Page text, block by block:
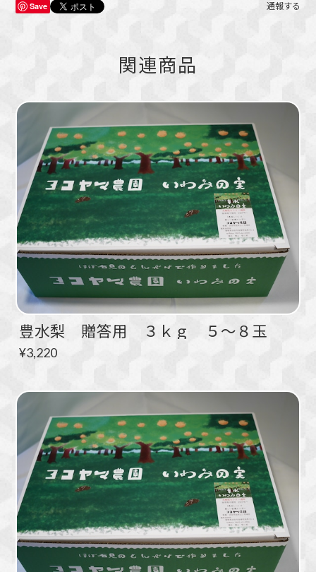
Save 通報する
関連商品
豊水梨 贈答用 ３ｋｇ ５～８玉
¥3,220